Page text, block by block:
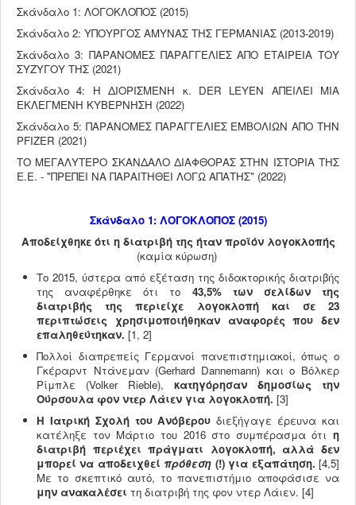
Σκάνδαλο 1: ΛΟΓΟΚΛΟΠΟΣ (2015)
Σκάνδαλο 2: ΥΠΟΥΡΓΟΣ ΑΜΥΝΑΣ ΤΗΣ ΓΕΡΜΑΝΙΑΣ (2013-2019)
Σκάνδαλο 3: ΠΑΡΑΝΟΜΕΣ ΠΑΡΑΓΓΕΛΙΕΣ ΑΠΟ ΕΤΑΙΡΕΙΑ ΤΟΥ
ΣΥΖΥΓΟΥ ΤΗΣ (2021)
Σκάνδαλο 4: Η ΔΙΟΡΙΣΜΕΝΗ κ. DER LEYEN ΑΠΕΙΛΕΙ ΜΙΑ
ΕΚΛΕΓΜΕΝΗ ΚΥΒΕΡΝΗΣΗ (2022)
Σκάνδαλο 5: ΠΑΡΑΝΟΜΕΣ ΠΑΡΑΓΓΕΛΙΕΣ ΕΜΒΟΛΙΩΝ ΑΠΟ ΤΗΝ
PFIZER (2021)
ΤΟ ΜΕΓΑΛΥΤΕΡΟ ΣΚΑΝΔΑΛΟ ΔΙΑΦΘΟΡΑΣ ΣΤΗΝ ΙΣΤΟΡΙΑ ΤΗΣ
Ε.Ε. - "ΠΡΕΠΕΙ ΝΑ ΠΑΡΑΙΤΗΘΕΙ ΛΟΓΩ ΑΠΑΤΗΣ" (2022)
Σκάνδαλο 1: ΛΟΓΟΚΛΟΠΟΣ (2015)
Αποδείχθηκε ότι η διατριβή της ήταν προϊόν λογοκλοπής
(καμία κύρωση)
Το 2015, ύστερα από εξέταση της διδακτορικής διατριβής
της αναφέρθηκε ότι το 43,5% των σελίδων της
διατριβής της περιείχε λογοκλοπή
και σε 23
περιπτώσεις χρησιμοποιήθηκαν αναφορές που δεν
επαληθεύτηκαν. [1, 2]
Πολλοί διαπρεπείς Γερμανοί πανεπιστημιακοί, όπως ο
Γκέραρντ Ντάνεμαν (Gerhard Dannemann) και ο Βόλκερ
Ρίμπλε (Volker Rieble), κατηγόρησαν δημοσίως
την
Ούρσουλα φον ντερ Λάιεν για λογοκλοπή. [3]
Η Ιατρική Σχολή του Ανόβερου διεξήγαγε έρευνα και
κατέληξε τον Μάρτιο του 2016 στο συμπέρασμα ότι η
διατριβή περιέχει πράγματι λογοκλοπή, αλλά δεν
μπορεί να αποδειχθεί πρόθεση (!) για εξαπάτηση.[4,5]
Με το σκεπτικό αυτό, το πανεπιστήμιο αποφάσισε να
μην ανακαλέσει τη διατριβή της φον ντερ Λάιεν. [4]